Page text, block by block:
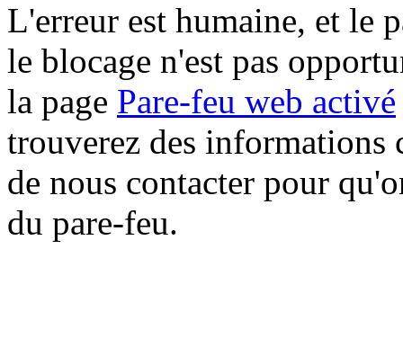
L'erreur est humaine, et le
le blocage n'est pas
la page Pare-feu web activé
trouverez des informations
de nous contacter pour
du pare-feu.